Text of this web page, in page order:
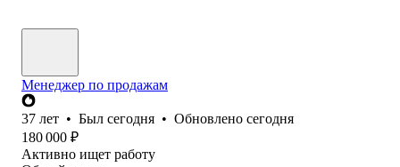
Менеджер по продажам
37 лет • Был сегодня • Обновлено сегодня
180 000 ₽
Активно ищет работу